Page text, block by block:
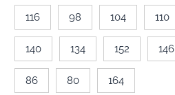
116
98 104 110
140 134 152 146
86 80 164